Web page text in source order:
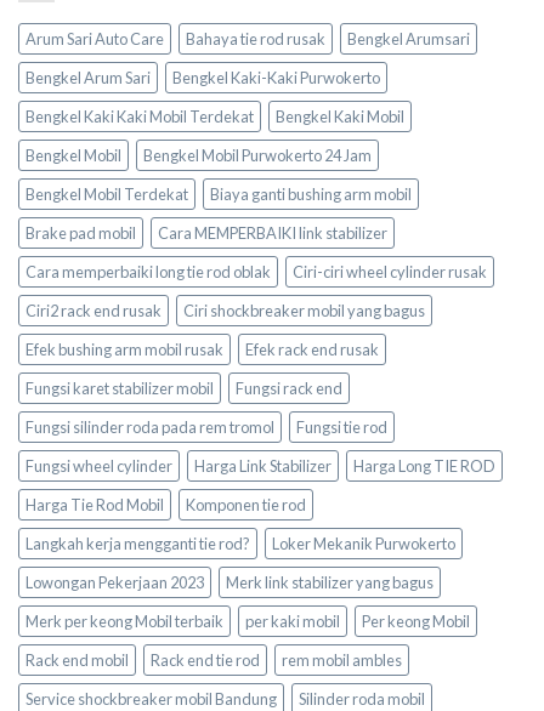
Arum Sari Auto Care Bahaya tie rod rusak
Bengkel Arumsari
Bengkel Arum Sari
Bengkel Kaki-Kaki Purwokerto
Bengkel Kaki Kaki Mobil Terdekat
Bengkel Kaki Mobil
Bengkel Mobil
Bengkel Mobil Purwokerto 24 Jam
Bengkel Mobil Terdekat
Biaya ganti bushing arm mobil
Brake pad mobil
Cara MEMPERBAIKI link stabilizer
Cara memperbaiki long tie rod oblak
Ciri-ciri wheel cylinder rusak
Ciri2 rack end rusak
Ciri shockbreaker mobil yang bagus
Efek bushing arm mobil rusak
Efek rack end rusak
Fungsi karet stabilizer mobil
Fungsi rack end
Fungsi silinder roda pada rem tromol
Fungsi tie rod
Fungsi wheel cylinder
Harga Link Stabilizer
Harga Long TIE ROD
Harga Tie Rod Mobil
Komponen tie rod
Langkah kerja mengganti tie rod?
Loker Mekanik Purwokerto
Lowongan Pekerjaan 2023
Merk link stabilizer yang bagus
Merk per keong Mobil terbaik
per kaki mobil
Per keong Mobil
Rack end mobil
Rack end tie rod
rem mobil ambles
Service shockbreaker mobil Bandung
Silinder roda mobil